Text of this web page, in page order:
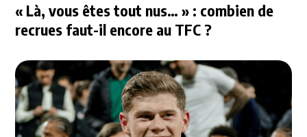
« Là, vous êtes tout nus… » : combien de
recrues faut-il encore au TFC ?